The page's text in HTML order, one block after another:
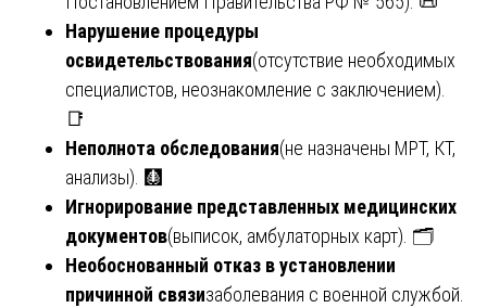
Нарушение процедуры
освидетельствования(отсутствие необходимых
специалистов, неознакомление с заключением).
📑
Неполнота обследования(не назначены МРТ, КТ,
анализы). 🩻
Игнорирование представленных медицинских
документов(выписок, амбулаторных карт). 🗂️
Необоснованный отказ в установлении
причинной связизаболевания с военной службой.